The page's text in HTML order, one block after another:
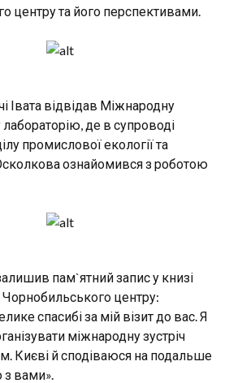
центру та його перспективами.
Івата відвідав Міжнародну
лабораторію, де в супроводі
промислової екології та
ознайомився з роботою
пам`ятний запис у книзі
Чорнобильського центру:
спасибі за мій візит до вас. Я
міжнародну зустріч
Києві й сподіваюся на подальше
з вами».